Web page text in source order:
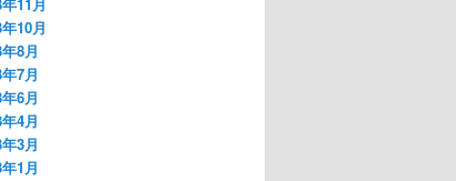
10月
8月
7月
6月
4月
3月
1月